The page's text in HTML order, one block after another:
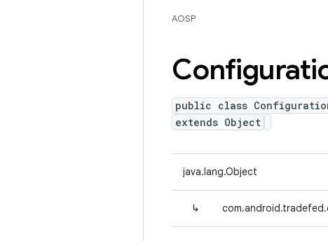
AOSP
public class
extends Object
java.lang.Object
↳